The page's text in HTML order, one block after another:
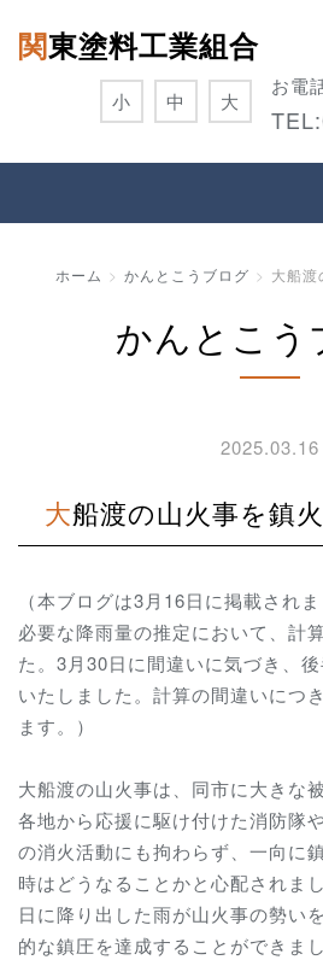
関東塗料工業組合
お電
TEL:
小 中 大
ホーム かんとこうブログ 大船渡
かんとこう
2025.03.16
大船渡の山火事を鎮
（本ブログは3月16日に掲載され
必要な降雨量の推定において、計
た。3月30日に間違いに気づき、
いたしました。計算の間違いにつ
ます。）
大船渡の山火事は、同市に大きな
各地から応援に駆け付けた消防隊
の消火活動にも拘わらず、一向に
時はどうなることかと心配されま
日に降り出した雨が山火事の勢い
的な鎮圧を達成することができま